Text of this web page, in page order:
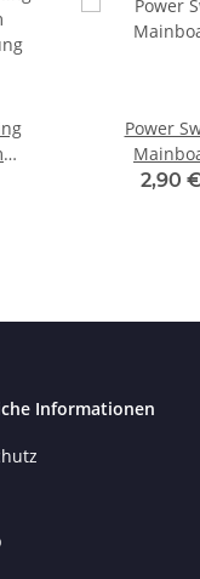
Power
2,90
Informationen